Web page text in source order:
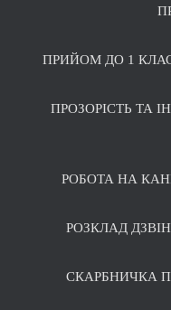
ПРИЙОМ ДО 1
ПРОЗОРІСТЬ ТА
РОБОТА НА
РОЗКЛАД
СКАРБНИЧКА